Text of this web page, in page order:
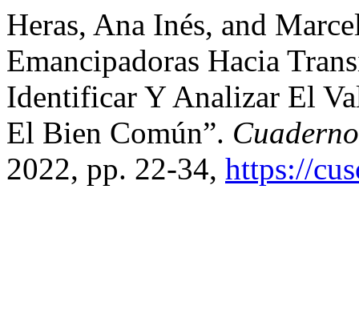
Heras, Ana Inés, and
Emancipadoras Hacia
Identificar Y Analizar El
El Bien Común”.
2022, pp. 22-34, https://